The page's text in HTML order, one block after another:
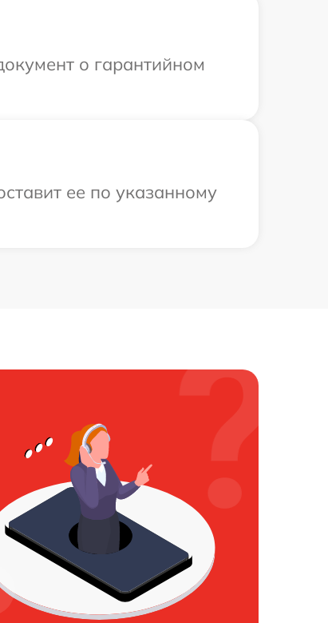
о гарантийном
ее по указанному